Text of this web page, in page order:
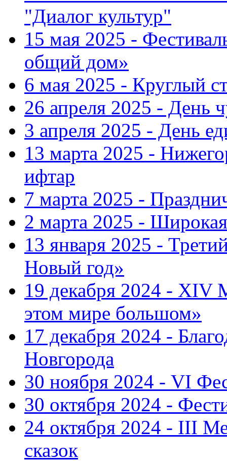
"Диалог культур"
15 мая 2025 -
общий дом»
6 мая 2025 - Круглый
26 апреля 2025 - День
3 апреля 2025 - День
13 марта 2025 -
ифтар
7 марта 2025 -
2 марта 2025 -
13 января 2025 -
Новый год»
19 декабря 2024 - XIV
этом мире большом»
17 декабря 2024 -
Новгорода
30 ноября 2024 - VI
30 октября 2024 -
24 октября 2024 - III
сказок